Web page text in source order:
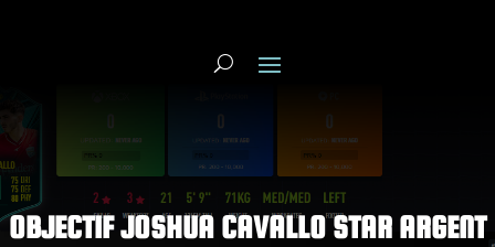
OBJECTIF JOSHUA CAVALLO STAR ARGENT